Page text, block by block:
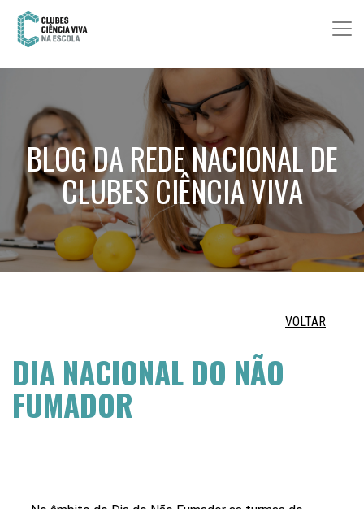
BLOG DA REDE NACIONAL DE
CLUBES CIÊNCIA VIVA
VOLTAR
DIA NACIONAL DO NÃO
FUMADOR